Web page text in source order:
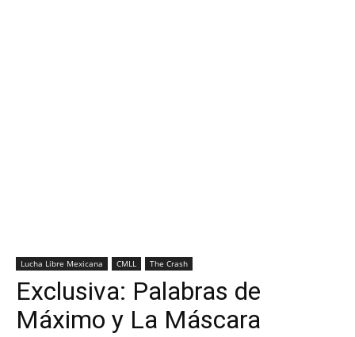
Lucha Libre Mexicana CMLL The Crash
Exclusiva: Palabras de
Máximo y La Máscara